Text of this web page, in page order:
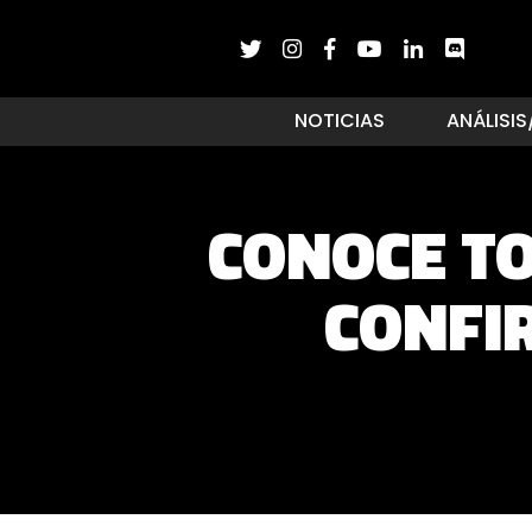
NOTICIAS
CONOCE